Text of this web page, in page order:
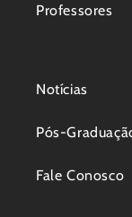
Professores
Notícias
Pós-
Fale Conosco